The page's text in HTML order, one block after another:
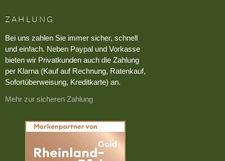
ZAHLUNG
Bei uns zahlen Sie immer sicher, schnell
und einfach. Neben Paypal und Vorkasse
bieten wir Privatkunden auch die Zahlung
per Klarna (Kauf auf Rechnung, Ratenkauf,
Sofortüberweisung, Kreditkarte) an.
Mehr zur sicheren Zahlung